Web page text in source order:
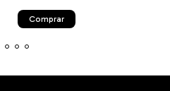
Comprar